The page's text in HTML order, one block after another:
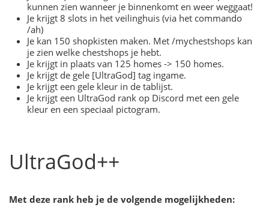
kunnen zien wanneer je binnenkomt en weer weggaat!
Je krijgt 8 slots in het veilinghuis (via het commando
/ah)
Je kan 150 shopkisten maken. Met /mychestshops kan
je zien welke chestshops je hebt.
Je krijgt in plaats van 125 homes -> 150 homes.
Je krijgt de gele [UltraGod] tag ingame.
Je krijgt een gele kleur in de tablijst.
Je krijgt een UltraGod rank op Discord met een gele
kleur en een speciaal pictogram.
UltraGod++
Met deze rank heb je de volgende mogelijkheden: